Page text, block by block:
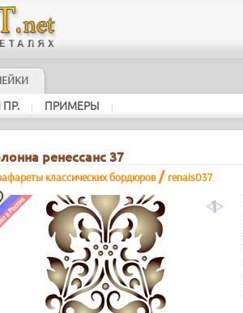
ПР. | ПРИМЕРЫ |
ренессанс 37
классических бордюров / renais037
a